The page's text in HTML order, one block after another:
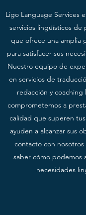
Ligo Language Services
servicios lingüísticos de
que ofrece una amplia
para satisfacer sus
Nuestro equipo de
en servicios de
redacción y coaching
comprometemos a
calidad que superen
ayuden a alcanzar sus
contacto con nosotros
saber cómo podemos
necesidades